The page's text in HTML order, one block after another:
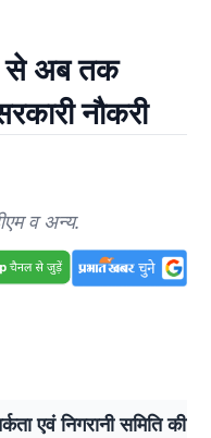
से अब तक
नौकरी
व अन्य.
एवं निगरानी समिति की